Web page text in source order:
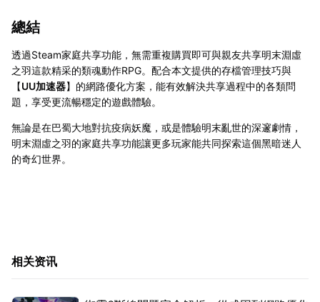
總結
透過Steam家庭共享功能，無需重複購買即可與親友共享明末淵虛
之羽這款精采的類魂動作RPG。配合本文提供的存檔管理技巧與
【UU加速器】的網路優化方案，能有效解決共享過程中的各類問
題，享受更流暢穩定的遊戲體驗。
無論是在巴蜀大地對抗疫病妖魔，或是體驗明末亂世的深邃劇情，
明末淵虛之羽的家庭共享功能讓更多玩家能共同探索這個黑暗迷人
的奇幻世界。
相关资讯